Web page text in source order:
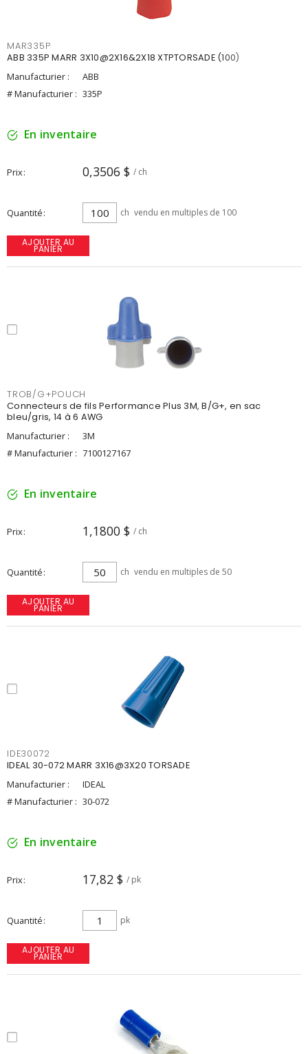
MAR335P
ABB 335P MARR 3X10@2X16&2X18 XTPTORSADE (100)
Manufacturier :
ABB
# Manufacturier : 335P
En inventaire
Prix 0,3506 $ / ch
Quantité ch vendu en multiples de 100
AJOUTER AU
PANIER
TROB/G+POUCH
Connecteurs de fils Performance Plus 3M, B/G+, en sac
bleu/gris, 14 à 6 AWG
Manufacturier :
3M
# Manufacturier : 7100127167
En inventaire
Prix 1,1800 $ / ch
Quantité ch vendu en multiples de 50
AJOUTER AU
PANIER
IDE30072
IDEAL 30-072 MARR 3X16@3X20 TORSADE
Manufacturier :
IDEAL
# Manufacturier : 30-072
En inventaire
Prix 17,82 $ / pk
Quantité pk
AJOUTER AU
PANIER